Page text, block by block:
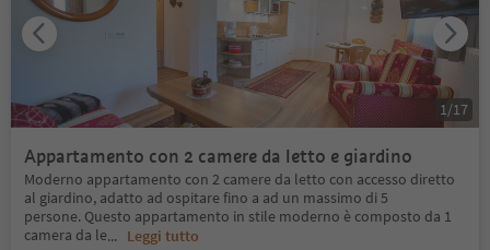
Appartamento con 2 camere da letto e giardino
Moderno appartamento con 2 camere da letto con accesso diretto
al giardino, adatto ad ospitare fino a ad un massimo di 5
persone. Questo appartamento in stile moderno è composto da 1
camera da le... Leggi tutto
1/17